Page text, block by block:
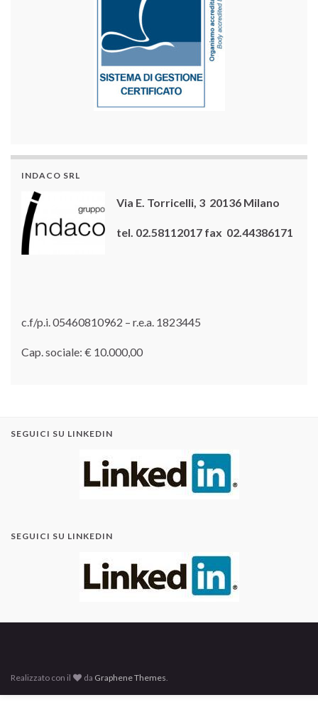
INDACO SRL
Via E. Torricelli, 3 20136 Milano
tel. 02.58112017 fax 02.44386171
c.f/p.i. 05460810962 – r.e.a. 1823445
Cap. sociale: € 10.000,00
SEGUICI SU LINKEDIN
SEGUICI SU LINKEDIN
Realizzato con il da Graphene Themes